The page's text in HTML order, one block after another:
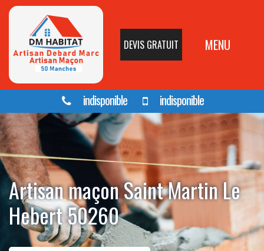
DEVIS GRATUIT MENU
indisponible indisponible
Artisan maçon Saint Martin Le
Hebert 50260